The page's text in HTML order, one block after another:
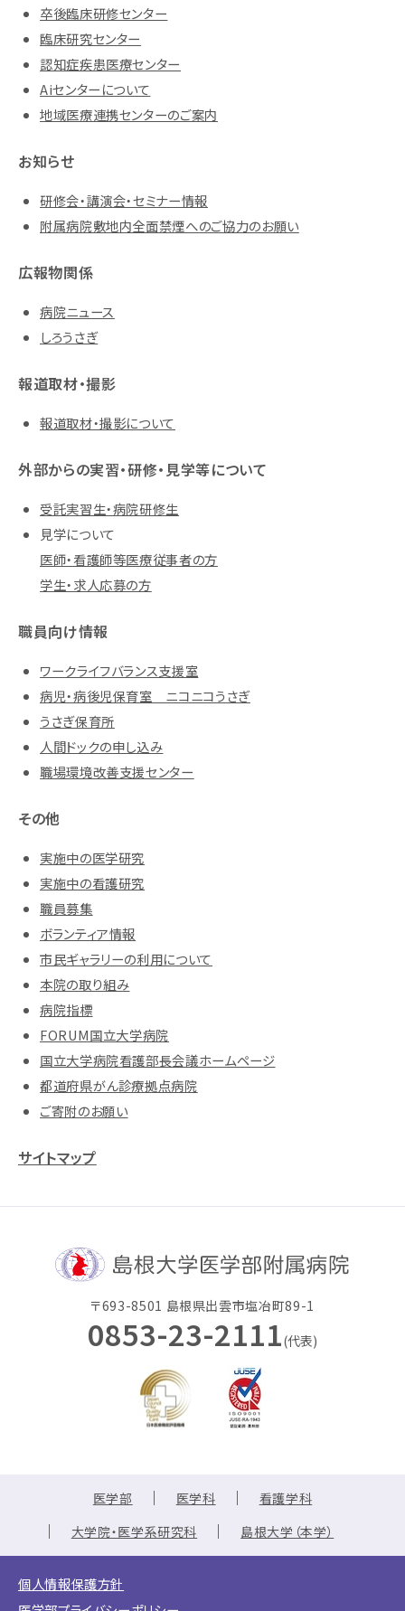
卒後臨床研修センター
臨床研究センター
認知症疾患医療センター
Aiセンターについて
地域医療連携センターのご案内
お知らせ
研修会・講演会・セミナー情報
附属病院敷地内全面禁煙へのご協力のお願い
広報物関係
病院ニュース
しろうさぎ
報道取材・撮影
報道取材・撮影について
外部からの実習・研修・見学等について
受託実習生・病院研修生
見学について
医師・看護師等医療従事者の方
学生・求人応募の方
職員向け情報
ワークライフバランス支援室
病児・病後児保育室 ニコニコうさぎ
うさぎ保育所
人間ドックの申し込み
職場環境改善支援センター
その他
実施中の医学研究
実施中の看護研究
職員募集
ボランティア情報
市民ギャラリーの利用について
本院の取り組み
病院指標
FORUM国立大学病院
国立大学病院看護部長会議ホームページ
都道府県がん診療拠点病院
ご寄附のお願い
サイトマップ
〒693-8501 島根県出雲市塩冶町89-1
0853-23-2111(代表)
医学部 医学科
看護学科
大学院・医学系研究科
島根大学（本学）
個人情報保護方針